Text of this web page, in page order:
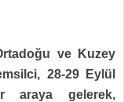
ve Kuzey
28-29 Eylül
araya gelerek,